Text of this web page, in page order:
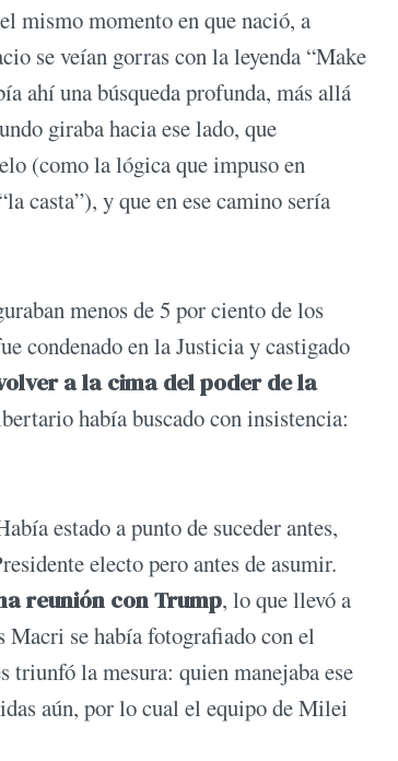
mismo momento en que nació, a
se veían gorras con la leyenda “Make
ahí una búsqueda profunda, más allá
giraba hacia ese lado, que
(como la lógica que impuso en
casta”), y que en ese camino sería
menos de 5 por ciento de los
condenado en la Justicia y castigado
a la cima del poder de la
había buscado con insistencia:
estado a punto de suceder antes,
electo pero antes de asumir.
reunión con Trump, lo que llevó a
Macri se había fotografiado con el
triunfó la mesura: quien manejaba ese
aún, por lo cual el equipo de Milei